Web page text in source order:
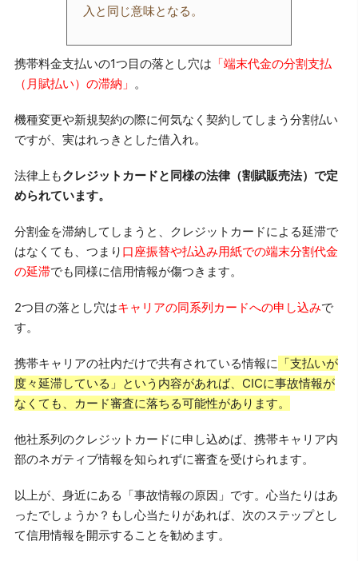
入と同じ意味となる。
携帯料金支払いの1つ目の落とし穴は 「端末代金の分割支払
（月賦払い）の滞納」 。
機種変更や新規契約の際に何気なく契約してしまう分割払い
ですが、実はれっきとした借入れ。
法律上もクレジットカードと同様の法律（割賦販売法）で定
められています。
分割金を滞納してしまうと、クレジットカードによる延滞で
はなくても、つまり 口座振替や払込み用紙での端末分割代金
の延滞でも同様に信用情報が傷つきます。
2つ目の落とし穴はキャリアの同系列カードへの申し込みで
す。
携帯キャリアの社内だけで共有されている情報に 「支払いが
度々延滞している」という内容があれば、CICに事故情報が
なくても、カード審査に落ちる可能性があります。
他社系列のクレジットカードに申し込めば、携帯キャリア内
部のネガティブ情報を知られずに審査を受けられます。
以上が、身近にある「事故情報の原因」です。心当たりはあ
ったでしょうか？もし心当たりがあれば、次のステップとし
て信用情報を開示することを勧めます。